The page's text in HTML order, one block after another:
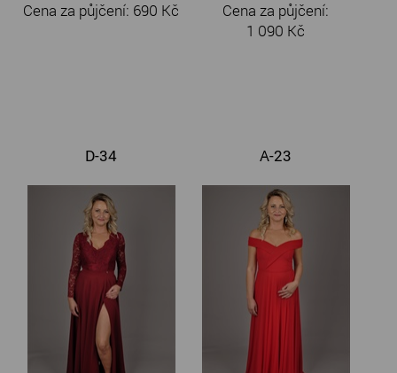
Cena za půjčení: 690 Kč
Cena za půjčení:
1 090 Kč
D-34 A-23